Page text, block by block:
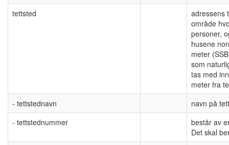
tettsted
adressens
område
personer,
husene
meter
som
tas med
meter fra
- tettstednavn
navn på
- tettstednummer
består av
Det skal